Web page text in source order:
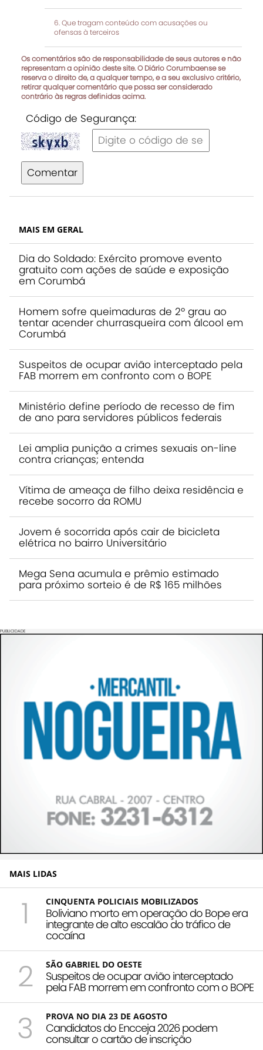
Que tragam conteúdo com acusações ou
ofensas à terceiros
Os comentários são de responsabilidade de seus autores e não
representam a opinião deste site. O Diário Corumbaense se
reserva o direito de, a qualquer tempo, e a seu exclusivo critério,
retirar qualquer comentário que possa ser considerado
contrário às regras definidas acima.
Código de Segurança:
Comentar
MAIS EM GERAL
Dia do Soldado: Exército promove evento
gratuito com ações de saúde e exposição
em Corumbá
Homem sofre queimaduras de 2º grau ao
tentar acender churrasqueira com álcool em
Corumbá
Suspeitos de ocupar avião interceptado pela
FAB morrem em confronto com o BOPE
Ministério define período de recesso de fim
de ano para servidores públicos federais
Lei amplia punição a crimes sexuais on-line
contra crianças; entenda
Vítima de ameaça de filho deixa residência e
recebe socorro da ROMU
Jovem é socorrida após cair de bicicleta
elétrica no bairro Universitário
Mega Sena acumula e prêmio estimado
para próximo sorteio é de R$ 165 milhões
PUBLICIDADE
MAIS LIDAS
1 CINQUENTA POLICIAIS MOBILIZADOS
Boliviano morto em operação do Bope era
integrante de alto escalão do tráfico de
cocaína
2 SÃO GABRIEL DO OESTE
Suspeitos de ocupar avião interceptado
pela FAB morrem em confronto com o BOPE
3 PROVA NO DIA 23 DE AGOSTO
Candidatos do Encceja 2026 podem
consultar o cartão de inscrição